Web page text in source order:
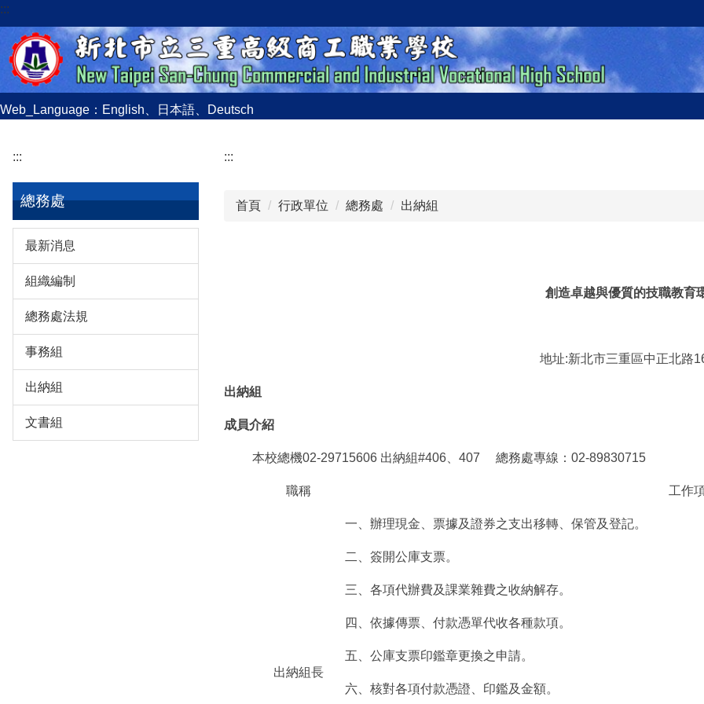
跳
到
主
要
容
:::
Web_Language： English 日本語 Deutsch
:::
總務處
最新消息
組織編制
總務處法規
事務組
出納組
文書組
:::
首頁 行政單位 總務處 出納組
創造卓越與優質的技職教育
地址:新北市三重區中正北路
出納組
成員介紹
本校總機02-29715606 出納組#406、407 總務處專線：02-89830715
職稱 工作
出納組長
一、辦理現金、票據及證券之支出移轉、保管及登記。
二、簽開公庫支票。
三、各項代辦費及課業雜費之收納解存。
四、依據傳票、付款憑單代收各種款項。
五、公庫支票印鑑章更換之申請。
六、核對各項付款憑證、印鑑及金額。